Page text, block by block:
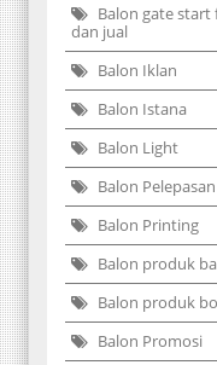
Balon gate
dan jual
Balon Iklan
Balon Istana
Balon Light
Balon Pelepasan
Balon Printing
Balon produk
Balon produk
Balon Promosi